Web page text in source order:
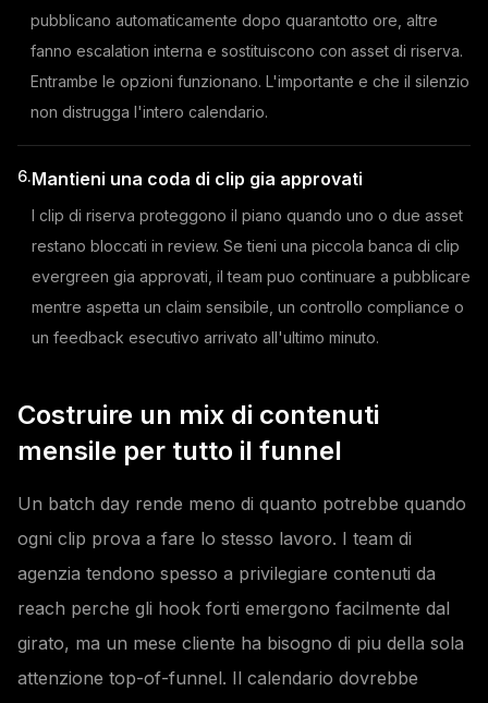
pubblicano automaticamente dopo quarantotto ore, altre
fanno escalation interna e sostituiscono con asset di riserva.
Entrambe le opzioni funzionano. L'importante e che il silenzio
non distrugga l'intero calendario.
6.Mantieni una coda di clip gia approvati
I clip di riserva proteggono il piano quando uno o due asset
restano bloccati in review. Se tieni una piccola banca di clip
evergreen gia approvati, il team puo continuare a pubblicare
mentre aspetta un claim sensibile, un controllo compliance o
un feedback esecutivo arrivato all'ultimo minuto.
Costruire un mix di contenuti
mensile per tutto il funnel
Un batch day rende meno di quanto potrebbe quando
ogni clip prova a fare lo stesso lavoro. I team di
agenzia tendono spesso a privilegiare contenuti da
reach perche gli hook forti emergono facilmente dal
girato, ma un mese cliente ha bisogno di piu della sola
attenzione top-of-funnel. Il calendario dovrebbe